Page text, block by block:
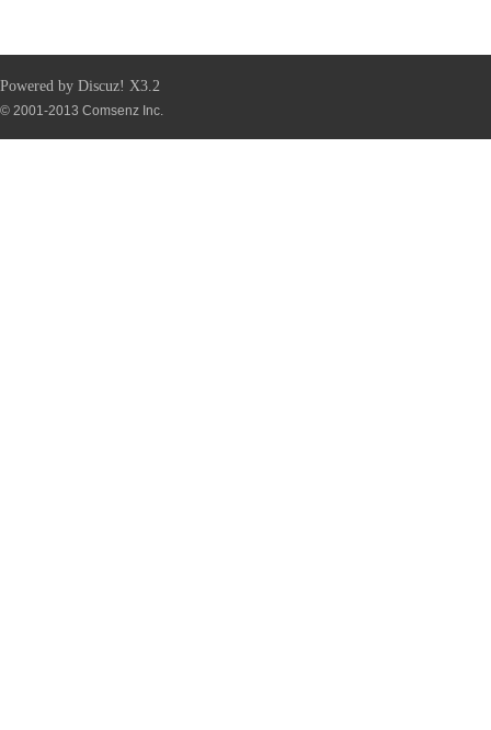
Powered by Discuz! X3.2
© 2001-2013 Comsenz Inc.